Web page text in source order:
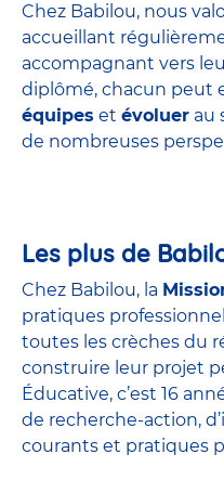
Chez Babilou, nous
accueillant
accompagnant vers
diplômé, chacun peut
équipes et évoluer au
de nombreuses
Les plus de
Chez Babilou, la
pratiques
toutes les crèches du
construire leur projet
Éducative, c’est 16
de recherche-action,
courants et pratiques